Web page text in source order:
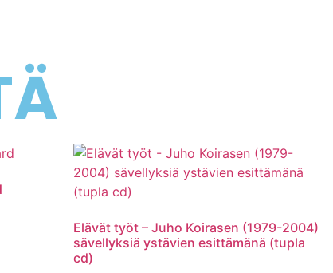
Elävät työt – Juho Koirasen (1979-2004)
sävellyksiä ystävien esittämänä (tupla
cd)